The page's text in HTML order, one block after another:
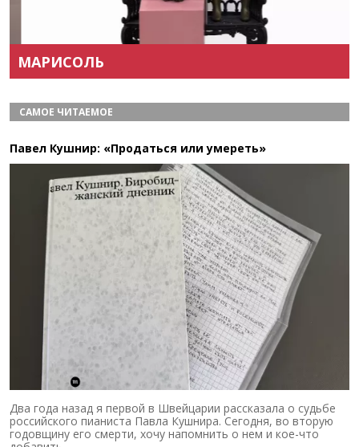
МАРИСОЛЬ
САМОЕ ЧИТАЕМОЕ
Павел Кушнир: «Продаться или умереть»
Два года назад я первой в Швейцарии рассказала о судьбе
российского пианиста Павла Кушнира. Сегодня, во вторую
годовщину его смерти, хочу напомнить о нем и кое-что